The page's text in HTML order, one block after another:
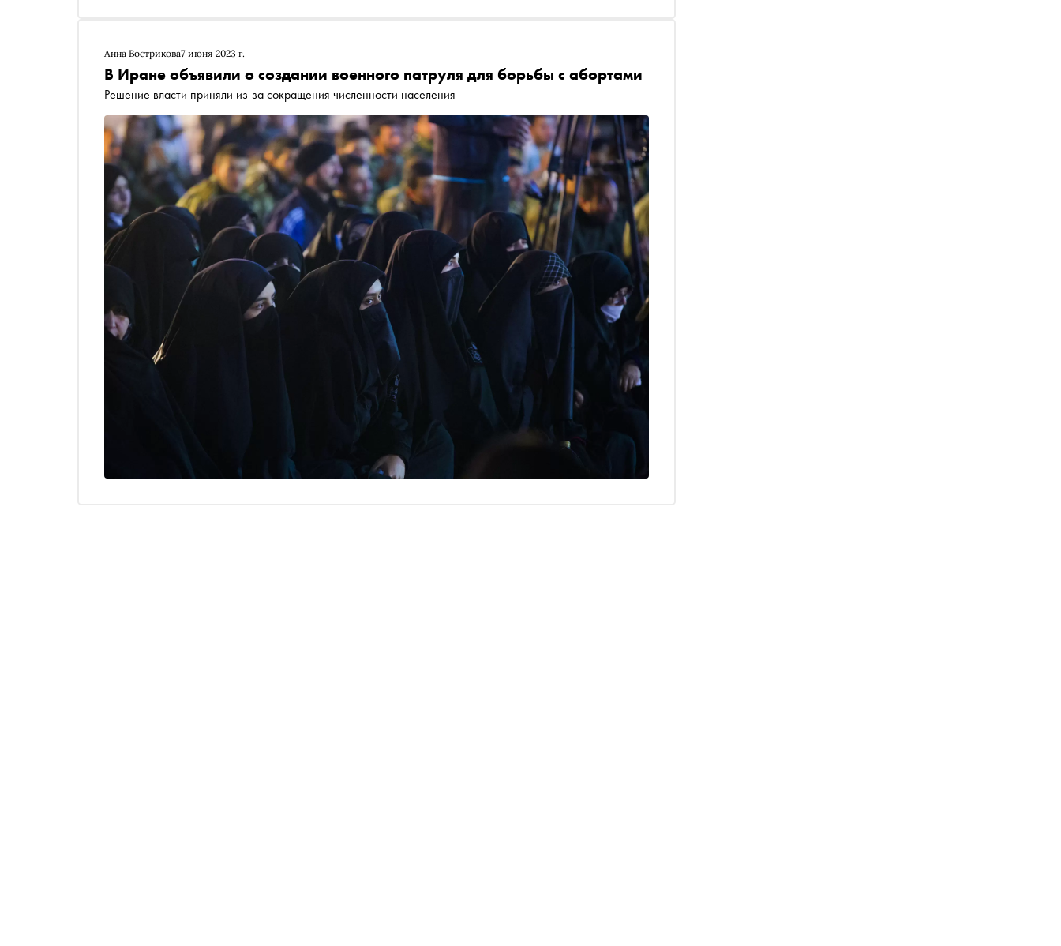
Анна Вострикова7 июня 2023 г.
В Иране объявили о создании военного патруля для борьбы с абортами
Решение власти приняли из-за сокращения численности населения